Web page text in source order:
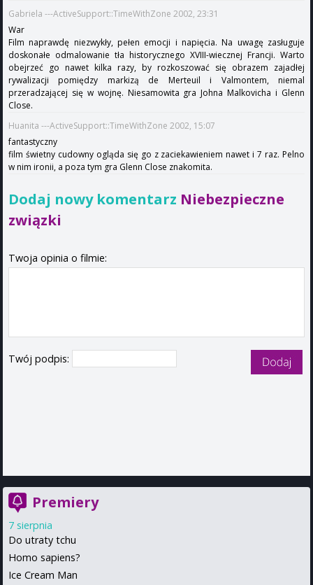
Gabriela ---ActiveSupport::TimeWithZone 2002, 23:31
War
Film naprawdę niezwykły, pełen emocji i napięcia. Na uwagę zasługuje
doskonałe odmalowanie tła historycznego XVIII-wiecznej Francji. Warto
obejrzeć go nawet kilka razy, by rozkoszować się obrazem zajadłej
rywalizacji pomiędzy markizą de Merteuil i Valmontem, niemal
przeradzającej się w wojnę. Niesamowita gra Johna Malkovicha i Glenn
Close.
Huanita ---ActiveSupport::TimeWithZone 2002, 15:07
fantastyczny
film świetny cudowny ogląda się go z zaciekawieniem nawet i 7 raz. Pelno
w nim ironii, a poza tym gra Glenn Close znakomita.
Dodaj nowy komentarz Niebezpieczne
związki
Twoja opinia o filmie:
Twój podpis:
Premiery
7 sierpnia
Do utraty tchu
Homo sapiens?
Ice Cream Man